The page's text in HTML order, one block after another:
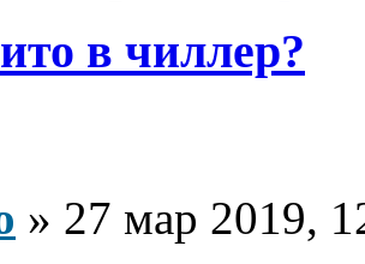
в чиллер?
» 27 мар 2019,